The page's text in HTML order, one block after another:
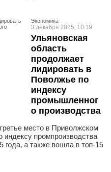
Экономика
3 декабря 2025, 10:19
Ульяновская
область
продолжает
лидировать в
Поволжье по
индексу
промышленног
о производства
место в Приволжском
промпроизводства
года, а также вошла в топ-15